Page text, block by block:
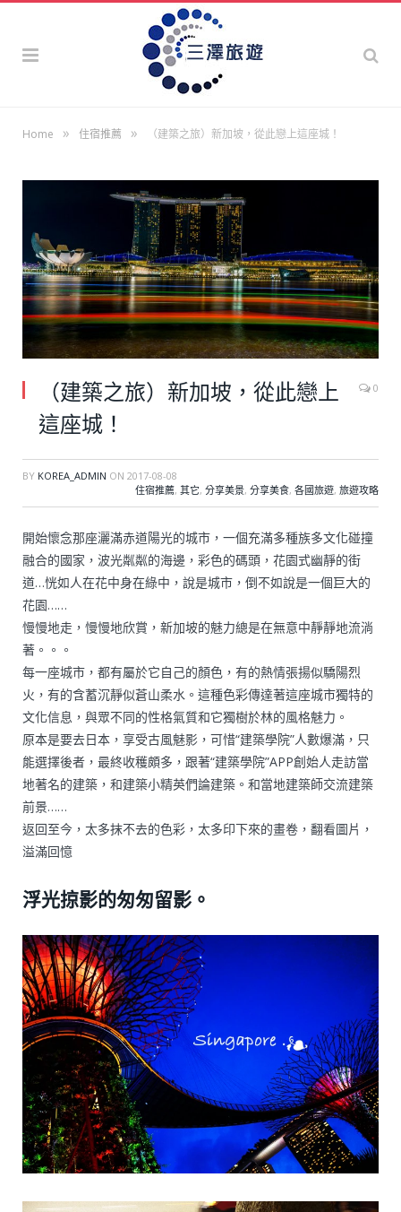
Home » 住宿推薦 » （建築之旅）新加坡，從此戀上這座城！
（建築之旅）新加坡，從此戀上
這座城！
0
BY KOREA_ADMIN ON 2017-08-08
住宿推薦, 其它, 分享美景, 分享美食, 各國旅遊, 旅遊攻略
開始懷念那座灑滿赤道陽光的城市，一個充滿多種族多文化碰撞
融合的國家，波光粼粼的海邊，彩色的碼頭，花園式幽靜的街
道…恍如人在花中身在綠中，說是城市，倒不如說是一個巨大的
花園……
慢慢地走，慢慢地欣賞，新加坡的魅力總是在無意中靜靜地流淌
著。。。
每一座城市，都有屬於它自己的顏色，有的熱情張揚似驕陽烈
火，有的含蓄沉靜似蒼山柔水。這種色彩傳達著這座城市獨特的
文化信息，與眾不同的性格氣質和它獨樹於林的風格魅力。
原本是要去日本，享受古風魅影，可惜“建築學院”人數爆滿，只
能選擇後者，最終收穫頗多，跟著“建築學院”APP創始人走訪當
地著名的建築，和建築小精英們論建築。和當地建築師交流建築
前景……
返回至今，太多抹不去的色彩，太多印下來的畫卷，翻看圖片，
溢滿回憶
浮光掠影的匆匆留影。